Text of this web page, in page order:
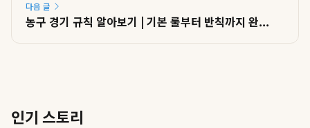
다음 글
농구 경기 규칙 알아보기 | 기본 룰부터 반칙까지 완...
인기 스토리